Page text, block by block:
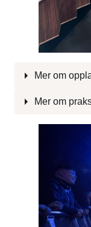
Mer om
Mer om